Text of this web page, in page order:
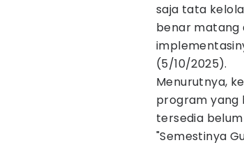
saja tata
benar matang
(5/10/2025).
Menurutnya,
program yang
tersedia
"Semestinya